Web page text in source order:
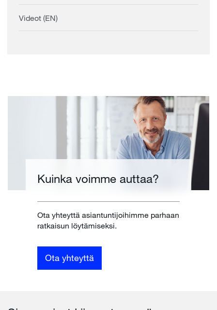
Videot (EN)
Kuinka voimme auttaa?
Ota yhteyttä asiantuntijoihimme parhaan
ratkaisun löytämiseksi.
Ota yhteyttä